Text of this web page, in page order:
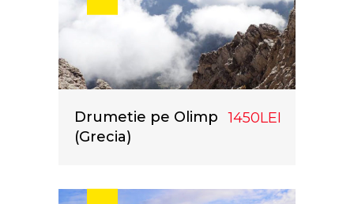
Drumetie pe Olimp
(Grecia)
1450LEI